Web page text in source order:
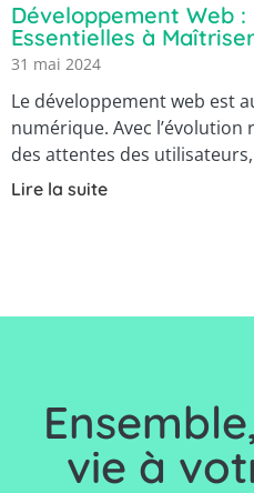
Développement Web :
Essentielles à
31 mai 2024
Le développement web est
numérique. Avec
des attentes des
Lire la suite
vie à